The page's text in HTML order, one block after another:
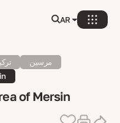
AR
مرسين
of ​​Mersin